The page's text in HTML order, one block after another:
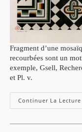
Fragment d’une
recourbées sont un
exemple, Gsell,
et Pl. v.
Continuer La Lecture